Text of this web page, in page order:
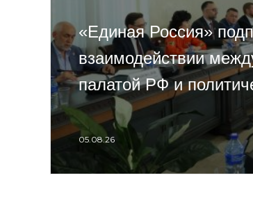
«Единая Россия»
взаимодействии
палатой РФ и
05.08.26